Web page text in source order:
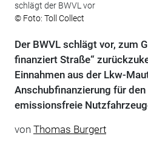
schlägt der BWVL vor
© Foto: Toll Collect
Der BWVL schlägt vor, zum
finanziert Straße“
Einnahmen aus der Lkw-
Anschubfinanzierung für
emissionsfreie
von Thomas Burgert